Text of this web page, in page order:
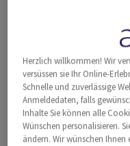
Image, Impact, hochweiss,
BB, Paket zu 100 Bogen/
Weitere
Katalogpreis inkl.
Herzlich willkommen! Wir
versüssen sie Ihr Online-
Schnelle und zuverlässige
Anmeldedaten, falls
Inhalte Sie können alle
Wünschen personalisieren.
ändern. Wir wünschen